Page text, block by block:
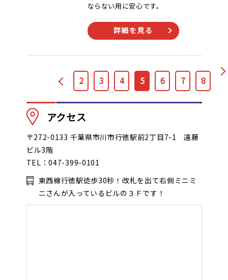
ならない用に安心です。
詳細を見る
2 3 4 5 6 7 8
アクセス
〒272-0133 千葉県市川市行徳駅前2丁目7-1 遠藤
ビル3階
TEL：047-399-0101
東西線行徳駅徒歩30秒！改札を出て右側ミニミ
ニさんが入っているビルの３Ｆです！